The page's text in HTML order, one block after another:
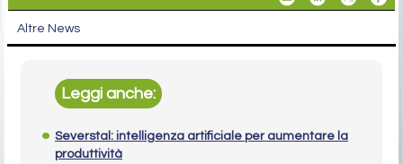
Altre News
Leggi anche:
Severstal: intelligenza artificiale per aumentare la
produttività